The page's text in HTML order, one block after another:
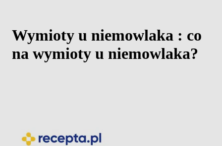
Wymioty u niemowlaka : co
na wymioty u niemowlaka?